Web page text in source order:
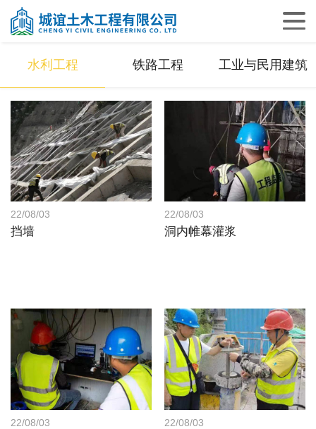
水利工程 铁路工程 工业与民用建筑
22/08/03
挡墙
22/08/03
洞内帷幕灌浆
22/08/03 22/08/03